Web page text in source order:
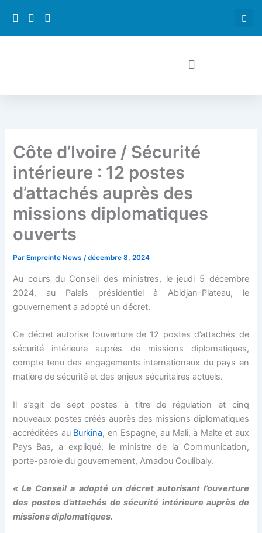
contenu
Côte d’Ivoire / Sécurité
intérieure : 12 postes
d’attachés auprès des
missions diplomatiques
ouverts
Par Empreinte News/décembre 8, 2024
Au cours du Conseil des ministres, le jeudi 5 décembre
2024, au Palais présidentiel à Abidjan-Plateau, le
gouvernement a adopté un décret.
Ce décret autorise l’ouverture de 12 postes d’attachés de
sécurité intérieure auprès de missions diplomatiques,
compte tenu des engagements internationaux du pays en
matière de sécurité et des enjeux sécuritaires actuels.
Il s’agit de sept postes à titre de régulation et cinq
nouveaux postes créés auprès des missions diplomatiques
accréditées au Burkina, en Espagne, au Mali, à Malte et aux
Pays-Bas, a expliqué, le ministre de la Communication,
porte-parole du gouvernement, Amadou Coulibaly.
« Le Conseil a adopté un décret autorisant l’ouverture
des postes d’attachés de sécurité intérieure auprès de
missions diplomatiques.